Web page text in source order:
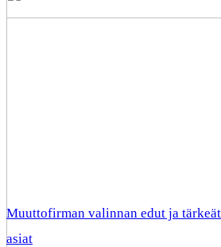
Muuttofirman valinnan edut ja
asiat